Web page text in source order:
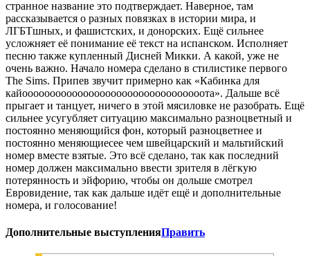
странное название это подтверждает. Наверное, там
рассказывается о разных повязках в истории мира, и
ЛГБТшных, и фашистских, и донорских. Ещё сильнее
усложняет её понимание её текст на испанском. Исполняет
песню также купленный Дисней Микки. А какой, уже не
очень важно. Начало номера сделано в стилистике первого
The Sims. Припев звучит примерно как «Кабинка для
кайооооооооооооооооооооооооооооооооота». Дальше всё
прыгает и танцует, ничего в этой мясиловке не разобрать. Ещё
сильнее усугубляет ситуацию максимально разноцветный и
постоянно меняющийся фон, который разноцветнее и
постоянно меняющиесее чем швейцарский и мальтийский
номер вместе взятые. Это всё сделано, так как последний
номер должен максимально ввести зрителя в лёгкую
потерянность и эйфорию, чтобы он дольше смотрел
Евровидение, так как дальше идёт ещё и дополнительные
номера, и голосование!
Дополнительные выступленияПравить